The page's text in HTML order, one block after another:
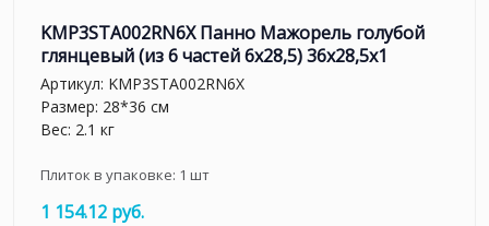
KMP3STA002RN6X Панно Мажорель голубой
глянцевый (из 6 частей 6х28,5) 36x28,5x1
Артикул: KMP3STA002RN6X
Размер: 28*36 см
Вес: 2.1 кг
Плиток в упаковке: 1 шт
1 154.12 руб.